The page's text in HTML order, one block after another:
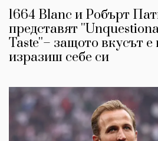
1664 Blanc и Робърт
представят
Taste''– защото вкусът е
изразиш себе си